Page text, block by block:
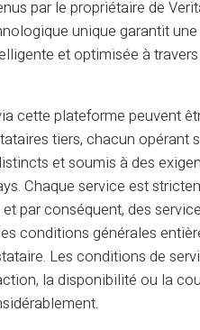
par le propriétaire de
unique garantit
et optimisée à
cette plateforme peuvent
tiers, chacun opérant
et soumis à des
Chaque service est
par conséquent, des
conditions générales
Les conditions de
la disponibilité ou la